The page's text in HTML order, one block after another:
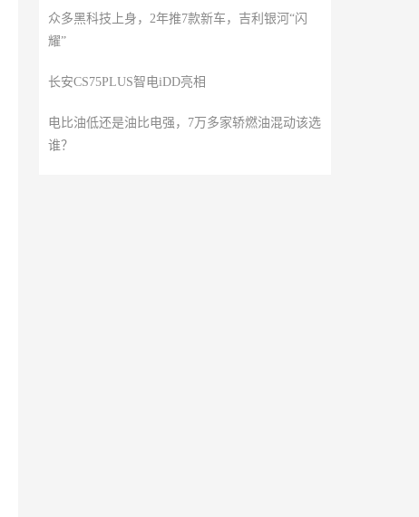
众多黑科技上身，2年推7款新车，吉利银河“闪
耀”
长安CS75PLUS智电iDD亮相
电比油低还是油比电强，7万多家轿燃油混动该选
谁？